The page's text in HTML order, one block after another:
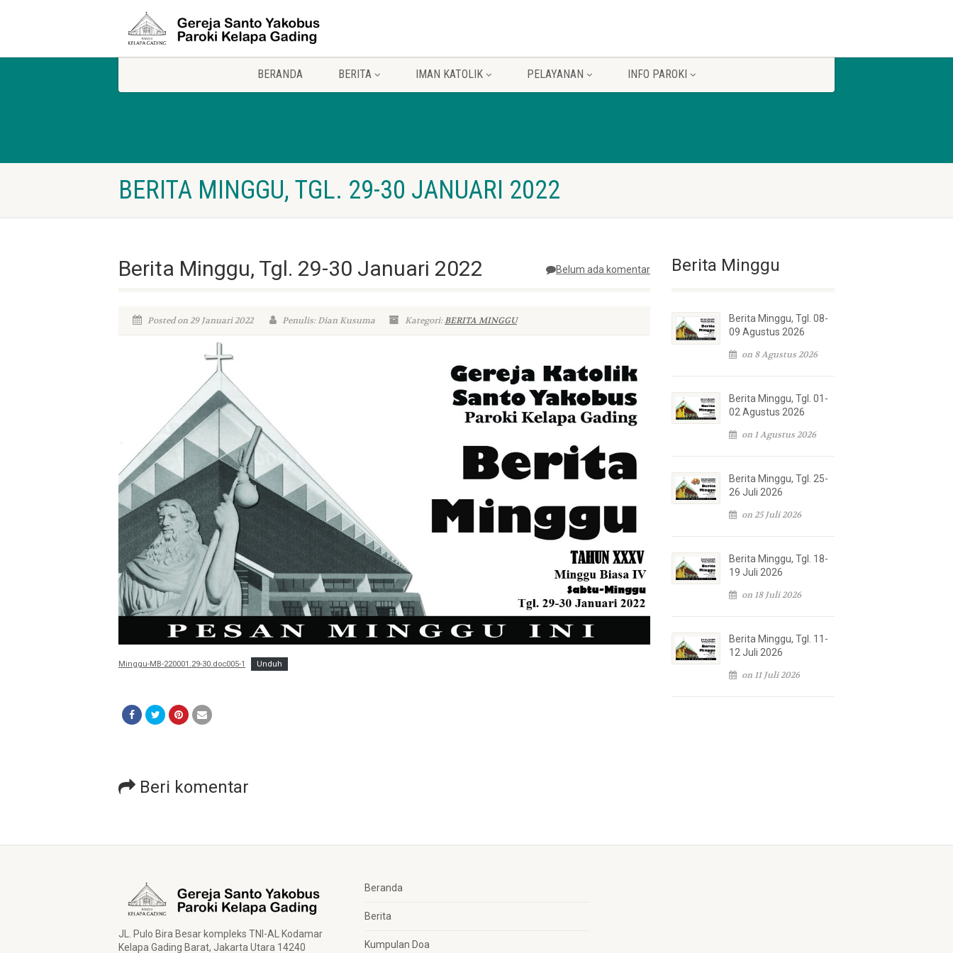
BERANDA BERITA IMAN KATOLIK PELAYANAN INFO PAROKI
BERITA MINGGU, TGL. 29-30 JANUARI 2022
Belum ada komentar
Berita Minggu, Tgl. 29-30 Januari 2022
Posted on 29 Januari 2022 Penulis: Dian Kusuma Kategori:BERITA MINGGU
Minggu-MB-220001.29-30.doc005-1 Unduh
Beri komentar
Berita Minggu
Berita Minggu, Tgl. 08-
09 Agustus 2026
on 8 Agustus 2026
Berita Minggu, Tgl. 01-
02 Agustus 2026
on 1 Agustus 2026
Berita Minggu, Tgl. 25-
26 Juli 2026
on 25 Juli 2026
Berita Minggu, Tgl. 18-
19 Juli 2026
on 18 Juli 2026
Berita Minggu, Tgl. 11-
12 Juli 2026
on 11 Juli 2026
JL. Pulo Bira Besar kompleks TNI-AL Kodamar
Kelapa Gading Barat, Jakarta Utara 14240
Beranda
Berita
Kumpulan Doa